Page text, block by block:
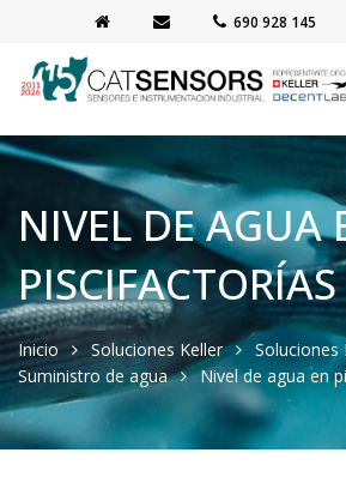
‭690 928 145‬
NIVEL DE AGUA
PISCIFACTORÍAS
Inicio Soluciones Keller
Soluciones
Suministro de agua
Nivel de agua en